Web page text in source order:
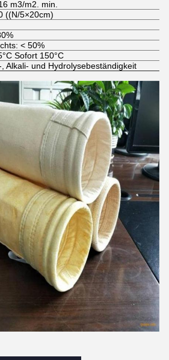
m3/m2. min.
((N/5×20cm)
< 50%
Sofort 150°C
Alkali- und Hydrolysebeständigkeit